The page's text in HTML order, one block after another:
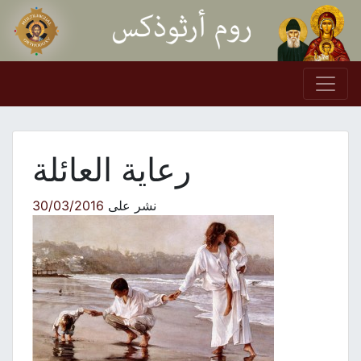
Skip to content
Main Navigation
رعاية العائلة
نشر على30/03/2016